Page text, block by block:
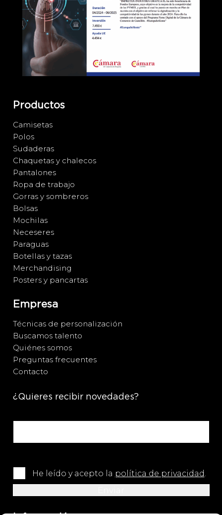
Productos
Camisetas
Polos
Sudaderas
Chaquetas y chalecos
Pantalones
Ropa de trabajo
Gorras y sombreros
Bolsas
Mochilas
Neceseres
Paraguas
Botellas y tazas
Merchandising
Posters y pancartas
Empresa
Técnicas de personalización
Buscamos talento
Quiénes somos
Preguntas frecuentes
Contacto
¿Quieres recibir novedades?
He leído y acepto la política de privacidad.